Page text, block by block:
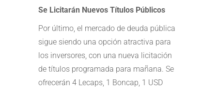
Se Licitarán Nuevos Títulos Públicos
Por último, el mercado de deuda pública
sigue siendo una opción atractiva para
los inversores, con una nueva licitación
de títulos programada para mañana. Se
ofrecerán 4 Lecaps, 1 Boncap, 1 USD